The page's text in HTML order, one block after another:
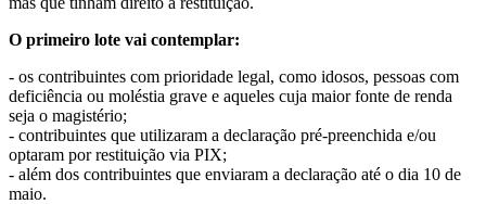
O primeiro lote vai contemplar:
- os contribuintes com prioridade legal, como idosos, pessoas com
deficiência ou moléstia grave e aqueles cuja maior fonte de renda
seja o magistério;
- contribuintes que utilizaram a declaração pré-preenchida e/ou
optaram por restituição via PIX;
- além dos contribuintes que enviaram a declaração até o dia 10 de
maio.